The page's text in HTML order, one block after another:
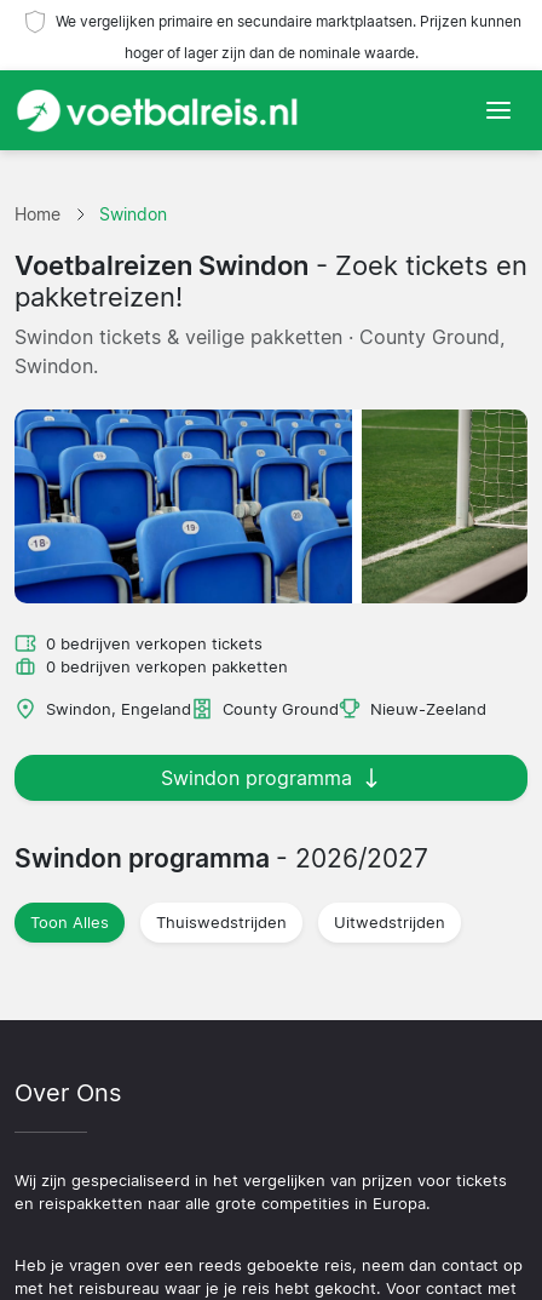
We vergelijken primaire en secundaire marktplaatsen. Prijzen kunnen
hoger of lager zijn dan de nominale waarde.
Teams
Competities
Reisorganisaties
Home Swindon
Voetbalreizen Swindon - Zoek tickets en
pakketreizen!
Swindon tickets & veilige pakketten · County Ground,
Swindon.
0 bedrijven verkopen tickets
0 bedrijven verkopen pakketten
Swindon, Engeland County Ground Nieuw-Zeeland
Swindon programma
Swindon programma - 2026/2027
Toon Alles Thuiswedstrijden Uitwedstrijden
Over Ons
Wij zijn gespecialiseerd in het vergelijken van prijzen voor tickets
en reispakketten naar alle grote competities in Europa.
Heb je vragen over een reeds geboekte reis, neem dan contact op
met het reisbureau waar je je reis hebt gekocht. Voor contact met